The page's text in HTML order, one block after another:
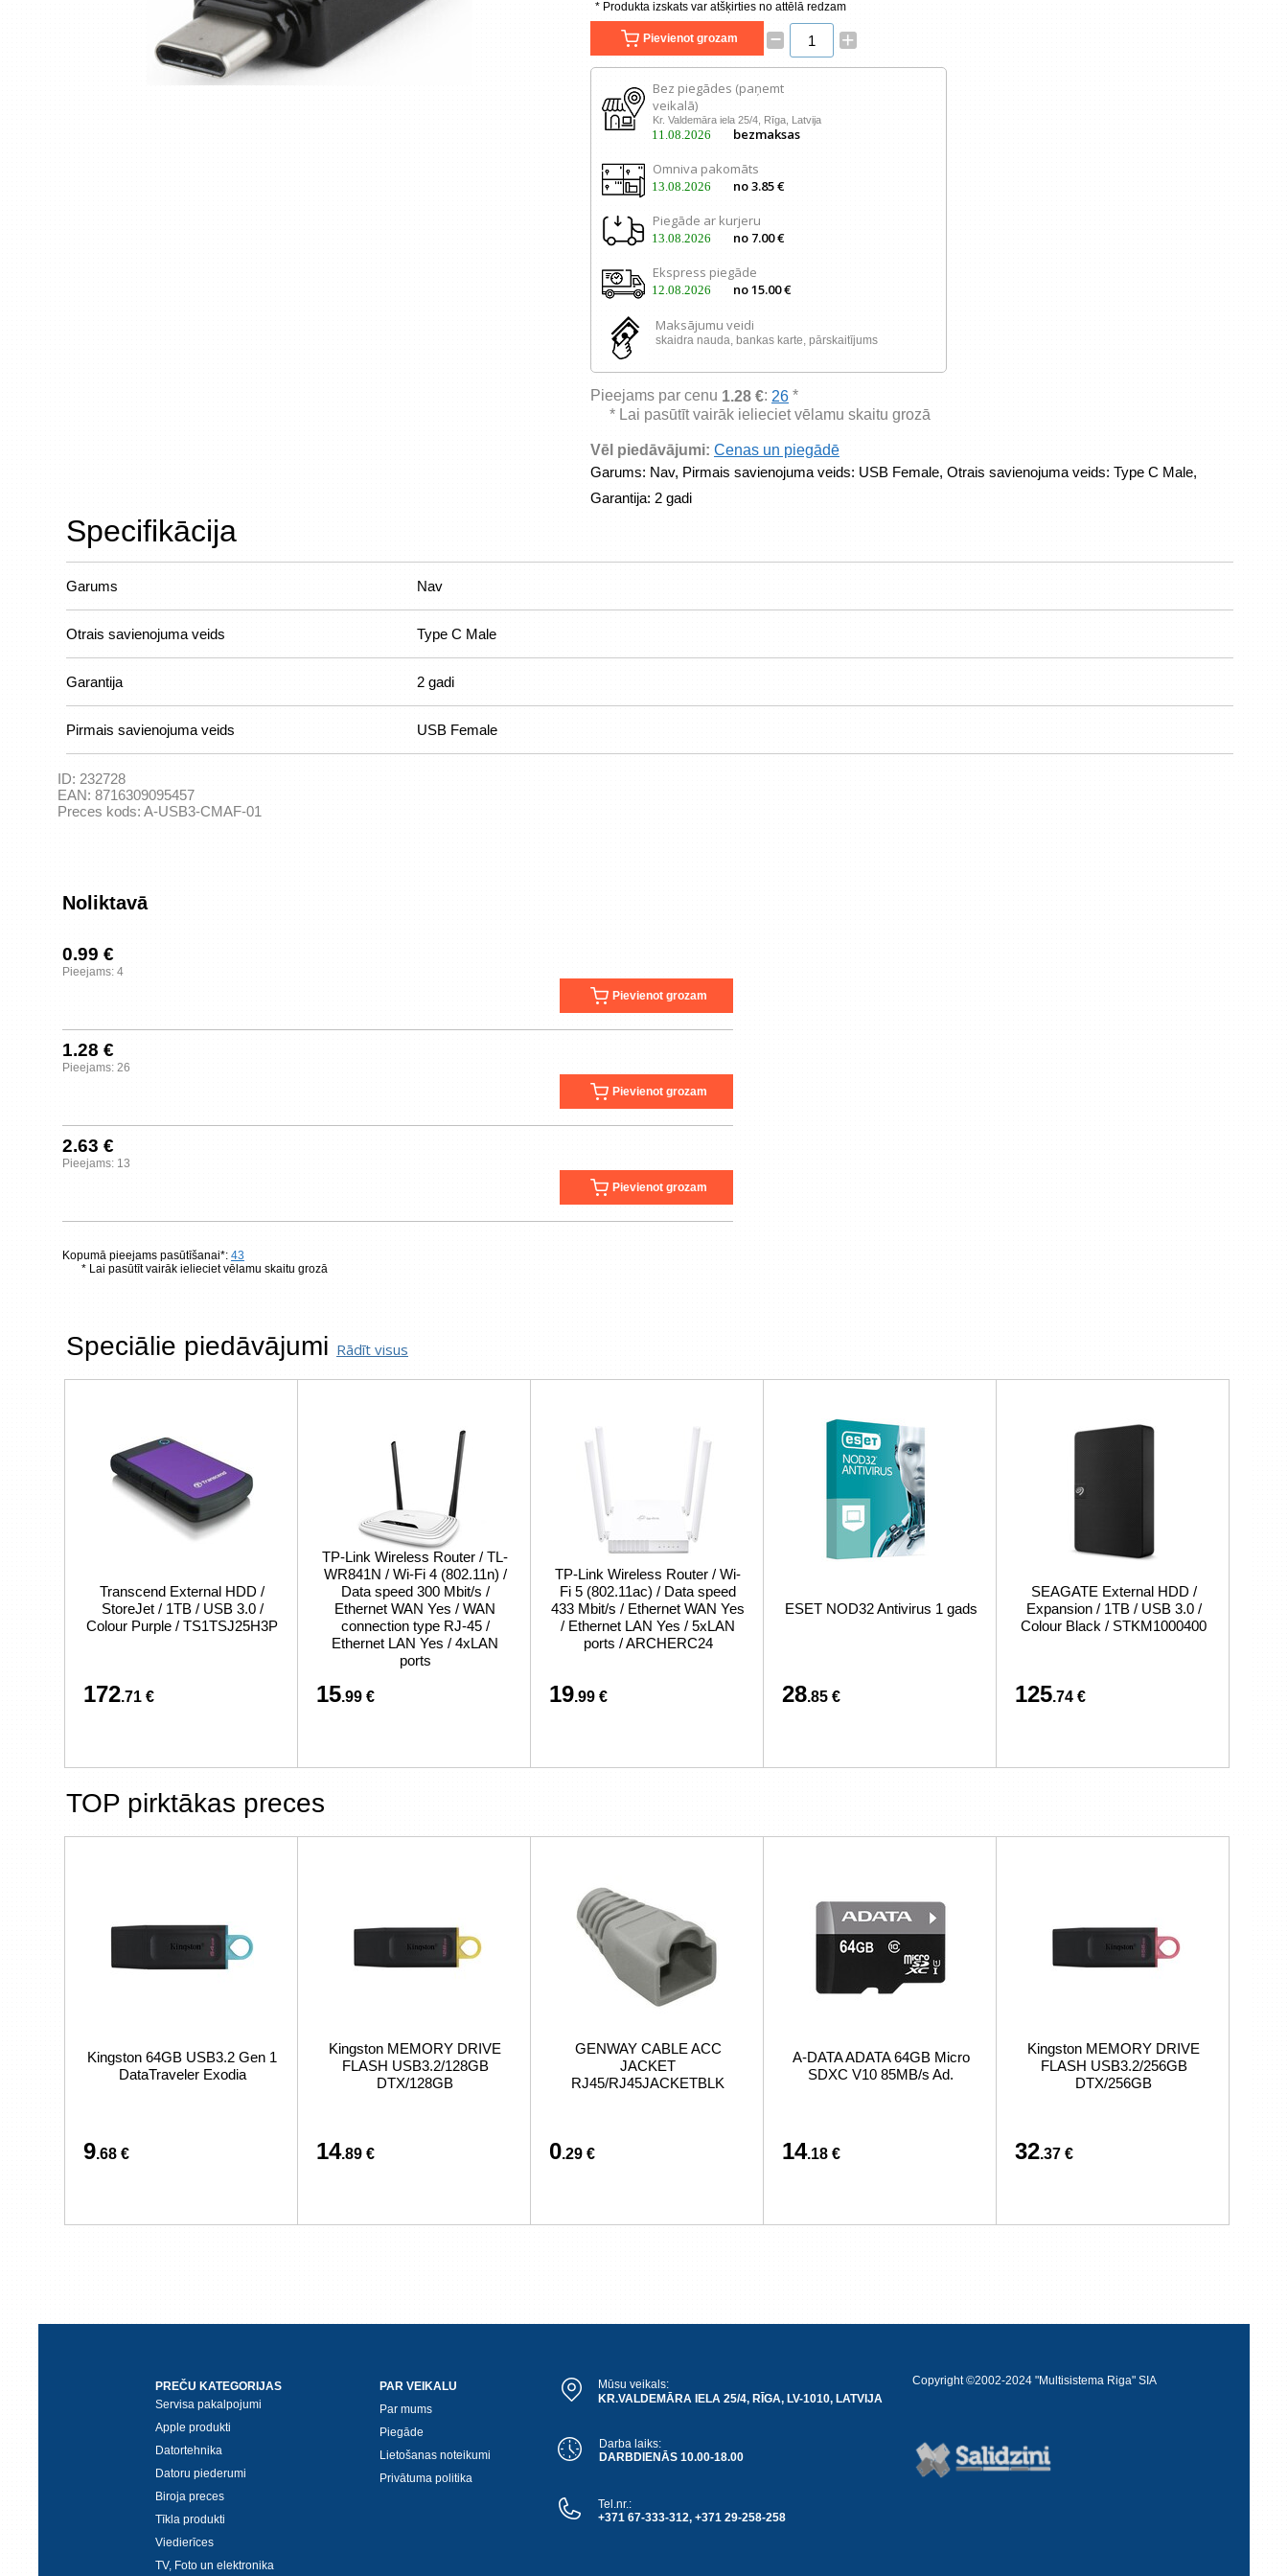
* Produkta izskats var atšķirties no attēlā redzam
Pievienot grozam – +
Bez piegādes (paņemt
veikalā)
Kr. Valdemāra iela 25/4, Rīga, Latvija
11.08.2026
bezmaksas
Omniva pakomāts
13.08.2026
no 3.85 €
Piegāde ar kurjeru
13.08.2026
no 7.00 €
Ekspress piegāde
12.08.2026 no 15.00 €
Maksājumu veidi
skaidra nauda, ​​bankas karte, pārskaitījums
Pieejams par cenu 1.28 €: 26 *
* Lai pasūtīt vairāk ielieciet vēlamu skaitu grozā
Vēl piedāvājumi: Cenas un piegādē
Garums: Nav, Pirmais savienojuma veids: USB Female, Otrais savienojuma veids: Type C Male,
Garantija: 2 gadi
Specifikācija
Garums Nav
Otrais savienojuma veids Type C Male
Garantija 2 gadi
Pirmais savienojuma veids USB Female
ID: 232728
EAN: 8716309095457
Preces kods: A-USB3-CMAF-01
Noliktavā
0.99 €
Pieejams: 4
Pievienot grozam
1.28 €
Pieejams: 26
Pievienot grozam
2.63 €
Pieejams: 13
Pievienot grozam
Kopumā pieejams pasūtīšanai*: 43
* Lai pasūtīt vairāk ielieciet vēlamu skaitu grozā
Speciālie piedāvājumi Rādīt visus
Transcend External HDD /
StoreJet / 1TB / USB 3.0 /
Colour Purple / TS1TSJ25H3P
172.71 €
TP-Link Wireless Router / TL-
WR841N / Wi-Fi 4 (802.11n) /
Data speed 300 Mbit/s /
Ethernet WAN Yes / WAN
connection type RJ-45 /
Ethernet LAN Yes / 4xLAN
ports
15.99 €
TP-Link Wireless Router / Wi-
Fi 5 (802.11ac) / Data speed
433 Mbit/s / Ethernet WAN Yes
/ Ethernet LAN Yes / 5xLAN
ports / ARCHERC24
19.99 €
ESET NOD32 Antivirus 1 gads
28.85 €
SEAGATE External HDD /
Expansion / 1TB / USB 3.0 /
Colour Black / STKM1000400
125.74 €
TOP pirktākas preces
Kingston 64GB USB3.2 Gen 1
DataTraveler Exodia
9.68 €
Kingston MEMORY DRIVE
FLASH USB3.2/128GB
DTX/128GB
14.89 €
GENWAY CABLE ACC
JACKET
RJ45/RJ45JACKETBLK
0.29 €
A-DATA ADATA 64GB Micro
SDXC V10 85MB/s Ad.
14.18 €
Kingston MEMORY DRIVE
FLASH USB3.2/256GB
DTX/256GB
32.37 €
PREČU KATEGORIJAS
Servisa pakalpojumi
Apple produkti
Datortehnika
Datoru piederumi
Biroja preces
Tīkla produkti
Viedierīces
TV, Foto un elektronika
PAR VEIKALU
Par mums
Piegāde
Lietošanas noteikumi
Privātuma politika
Mūsu veikals:
KR.VALDEMĀRA IELA 25/4, RĪGA, LV-1010, LATVIJA
Darba laiks:
DARBDIENĀS 10.00-18.00
Tel.nr.:
+371 67-333-312, +371 29-258-258
Copyright ©2002-2024 "Multisistema Riga" SIA